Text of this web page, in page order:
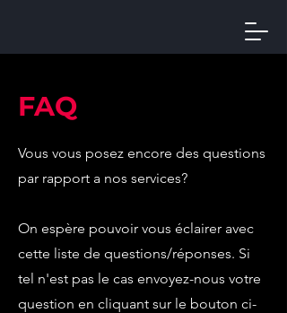
FAQ
Vous vous posez encore des questions
par rapport a nos services?
On espère pouvoir vous éclairer avec
cette liste de questions/réponses. Si
tel n'est pas le cas envoyez-nous votre
question en cliquant sur le bouton ci-